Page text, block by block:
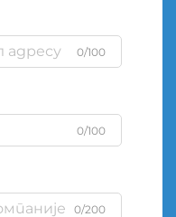
0/100
0/100
0/200